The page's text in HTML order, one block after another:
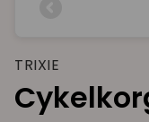
TRIXIE